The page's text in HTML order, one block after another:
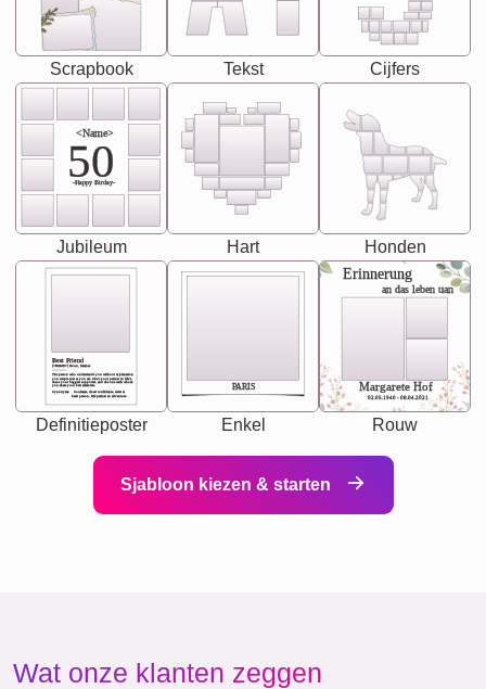
Scrapbook Tekst Cijfers
<Name>
50
-Happy Birday-
Jubileum Hart Honden
Best Friend
[<NAME>] Noun, feminie
Synonyms: Soulmate, closet confidante, sister at
heart person, life partner in adventure.
The person who understands you without explanation
you accepts just as you are. She's your partner in life's,
chaos your biggest supporter, and the one with whom
you share your best memories.
Definitieposter
PARIS
Enkel
Erinnerung
an das leben uan
Margarete Hof
02.05.1940 - 08.04.2021
Rouw
Sjabloon kiezen & starten
Wat onze klanten zeggen